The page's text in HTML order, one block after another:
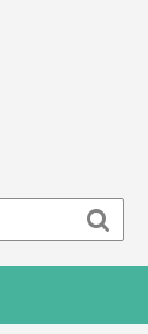
